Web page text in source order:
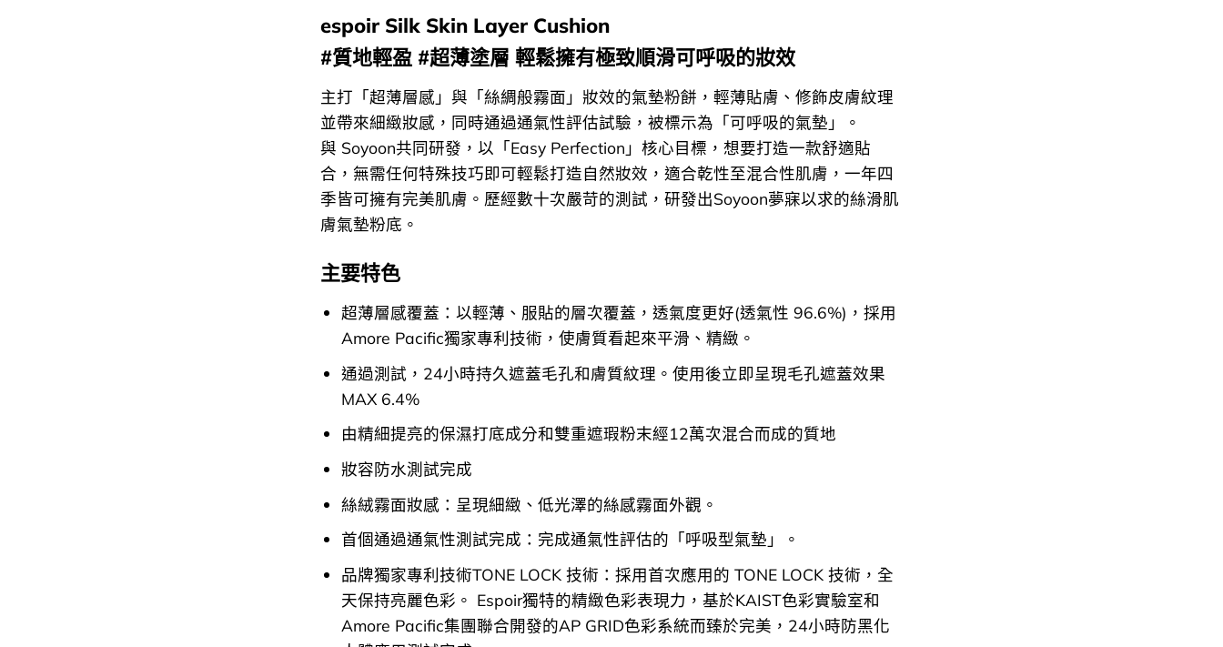
espoir Silk Skin Layer Cushion
#質地輕盈 #超薄塗層 輕鬆擁有極致順滑可呼吸的妝效
主打「超薄層感」與「絲綢般霧面」妝效的氣墊粉餅，輕薄貼膚、修飾皮膚紋理
並帶來細緻妝感，同時通過通氣性評估試驗，被標示為「可呼吸的氣墊」。
與 Soyoon共同研發，以「Easy Perfection」核心目標，想要打造一款舒適貼
合，無需任何特殊技巧即可輕鬆打造自然妝效，適合乾性至混合性肌膚，一年四
季皆可擁有完美肌膚。歷經數十次嚴苛的測試，研發出Soyoon夢寐以求的絲滑肌
膚氣墊粉底。
主要特色
超薄層感覆蓋：以輕薄、服貼的層次覆蓋，透氣度更好(透氣性 96.6%)，採用
Amore Pacific獨家專利技術，使膚質看起來平滑、精緻。
通過測試，24小時持久遮蓋毛孔和膚質紋理。使用後立即呈現毛孔遮蓋效果
MAX 6.4%
由精細提亮的保濕打底成分和雙重遮瑕粉末經12萬次混合而成的質地
妝容防水測試完成
絲絨霧面妝感：呈現細緻、低光澤的絲感霧面外觀。
首個通過通氣性測試完成：完成通氣性評估的「呼吸型氣墊」。
品牌獨家專利技術TONE LOCK 技術：採用首次應用的 TONE LOCK 技術，全
天保持亮麗色彩。 Espoir獨特的精緻色彩表現力，基於KAIST色彩實驗室和
Amore Pacific集團聯合開發的AP GRID色彩系統而臻於完美，24小時防黑化